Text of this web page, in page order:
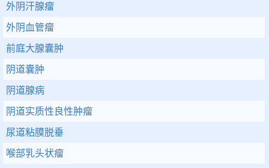
外阴汗腺瘤
外阴血管瘤
前庭大腺囊肿
阴道囊肿
阴道腺病
阴道实质性良性肿瘤
尿道粘膜脱垂
喉部乳头状瘤